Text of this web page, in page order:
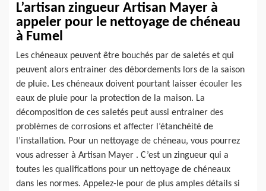
L’artisan zingueur Artisan Mayer à
appeler pour le nettoyage de chéneau
à Fumel
Les chéneaux peuvent être bouchés par de saletés et qui
peuvent alors entrainer des débordements lors de la saison
de pluie. Les chéneaux doivent pourtant laisser écouler les
eaux de pluie pour la protection de la maison. La
décomposition de ces saletés peut aussi entrainer des
problèmes de corrosions et affecter l’étanchéité de
l’installation. Pour un nettoyage de chéneau, vous pourrez
vous adresser à Artisan Mayer . C’est un zingueur qui a
toutes les qualifications pour un nettoyage de chéneaux
dans les normes. Appelez-le pour de plus amples détails si